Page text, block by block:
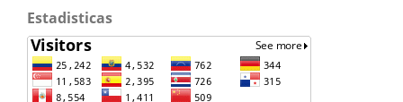
Estadisticas